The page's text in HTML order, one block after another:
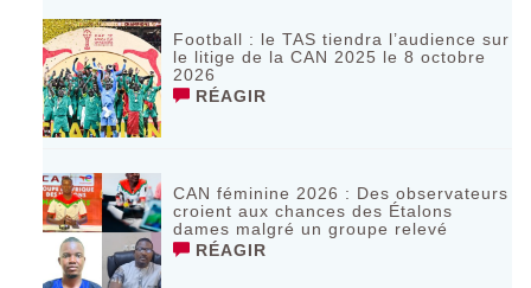
Football : le TAS tiendra l’audience sur
le litige de la CAN 2025 le 8 octobre
2026
RÉAGIR
CAN féminine 2026 : Des observateurs
croient aux chances des Étalons
dames malgré un groupe relevé
RÉAGIR